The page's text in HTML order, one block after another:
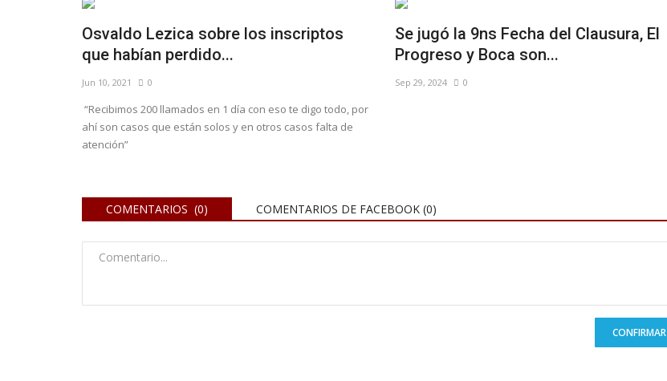
Osvaldo Lezica sobre los inscriptos
que habían perdido...
Jun 10, 2021 0
“Recibimos 200 llamados en 1 día con eso te digo todo, por
ahí son casos que están solos y en otros casos falta de
atención”
Se jugó la 9ns Fecha del Clausura, El
Progreso y Boca son...
Sep 29, 2024 0
COMENTARIOS (0) COMENTARIOS DE FACEBOOK (0)
CONFIRMAR